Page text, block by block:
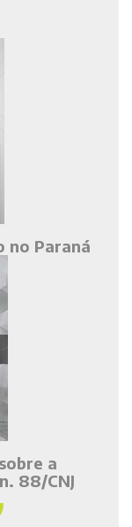
no Paraná
a
88/CNJ